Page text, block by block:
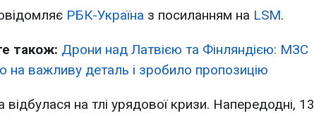
РБК-Україна з посиланням на LSM.
також: Дрони над Латвією та Фінляндією: МЗС
на важливу деталь і зробило пропозицію
відбулася на тлі урядової кризи. Напередодні, 13